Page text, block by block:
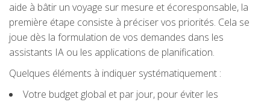
aide à bâtir un voyage sur mesure et écoresponsable, la
première étape consiste à préciser vos priorités. Cela se
joue dès la formulation de vos demandes dans les
assistants IA ou les applications de planification.
Quelques éléments à indiquer systématiquement :
Votre budget global et par jour, pour éviter les